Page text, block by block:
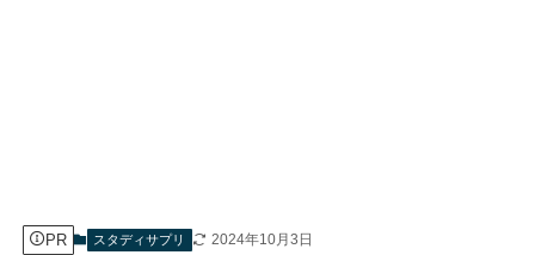
PR スタディサプリ 2024年10月3日